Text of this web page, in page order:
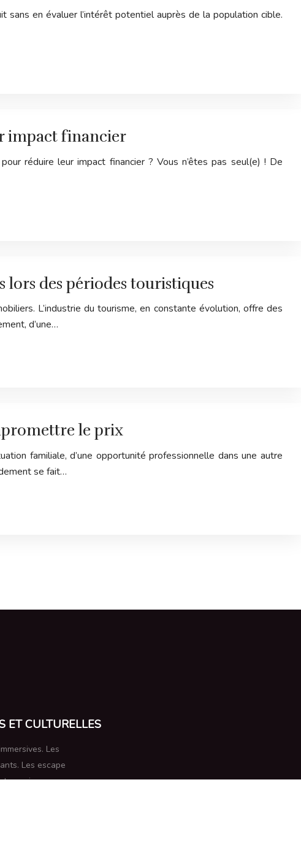
sans en évaluer l’intérêt potentiel auprès de la population cible.
impact financier
réduire leur impact financier ? Vous n’êtes pas seul(e) ! De
lors des périodes touristiques
L’industrie du tourisme, en constante évolution, offre des
d’une…
le prix
familiale, d’une opportunité professionnelle dans une autre
se fait…
ET CULTURELLES
Les
Les escape
amis.